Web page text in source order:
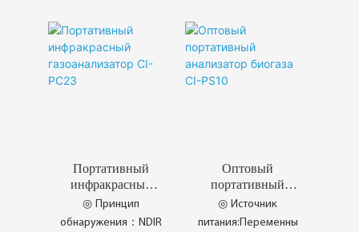
◎ дрейф
дальности：±1%
FS/7h
◎ Время отклика：
добавить один или
два компонента, а
также кислород O₂.
Портативный
инфракрасный
газоанализатор
◎ Принцип
обнаружения：NDIR
Оптовый
портативный
анализатор
биогаза CI-PS10
◎ Источник
питания:Переменны